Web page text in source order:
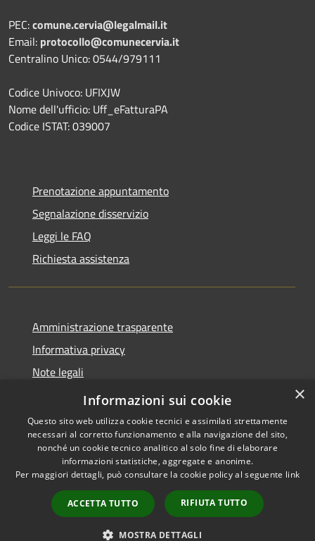
PEC:comune.cervia@legalmail.it
Email: protocollo@comunecervia.it
Centralino Unico: 0544/979111
Codice Univoco: UFIXJW
Nome dell'ufficio: Uff_eFatturaPA
Codice ISTAT: 039007
Prenotazione appuntamento
Segnalazione disservizio
Leggi le FAQ
Richiesta assistenza
Amministrazione trasparente
Informativa privacy
Note legali
Dichiarazione di accessibilità
Accessibilità
Copyright © 2026 • Comune di
Cervia • Powered by
Municipium•
Accesso
redazione
×
Informazioni sui cookie
Questo sito web utilizza cookie tecnici e assimilati strettamente
necessari al corretto funzionamento e alla navigazione del sito,
nonché un cookie tecnico analitico al solo fine di elaborare
informazioni statistiche, aggregate e anonime.
Per maggiori dettagli, può consultare la cookie policy al seguente link
ACCETTA TUTTO RIFIUTA TUTTO
MOSTRA DETTAGLI